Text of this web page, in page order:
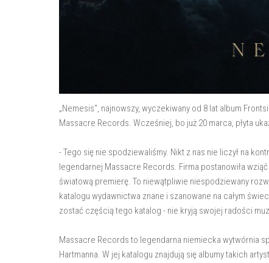
„Nemesis", najnowszy, wyczekiwany od 8 lat album
Massacre Records. Wcześniej, bo już 20 marca, płyta
- Tego się nie spodziewaliśmy. Nikt z nas nie liczył na
legendarnej Massacre Records. Firma postanowiła
światową premierę. To niewątpliwie niespodziewany
katalogu wydawnictwa znane i szanowane na całym
zostać częścią tego katalog - nie kryją swojej radości
Massacre Records to legendarna niemiecka wytwórnia
Hartmanna. W jej katalogu znajdują się albumy takich